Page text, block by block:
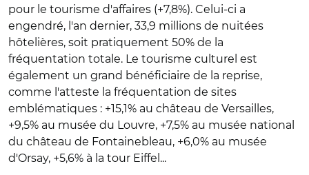
pour le tourisme d'affaires (+7,8%). Celui-ci a
engendré, l'an dernier, 33,9 millions de nuitées
hôtelières, soit pratiquement 50% de la
fréquentation totale. Le tourisme culturel est
également un grand bénéficiaire de la reprise,
comme l'atteste la fréquentation de sites
emblématiques : +15,1% au château de Versailles,
+9,5% au musée du Louvre, +7,5% au musée national
du château de Fontainebleau, +6,0% au musée
d'Orsay, +5,6% à la tour Eiffel...